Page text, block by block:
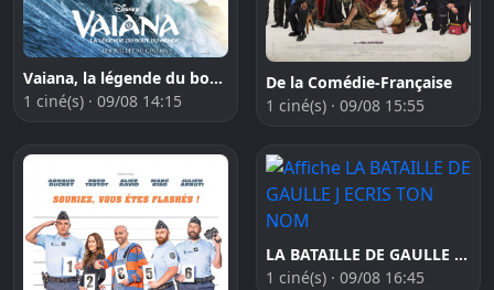
Vaiana, la légende du bout du monde
1 ciné(s) · 09/08 14:15
De la Comédie-Française
1 ciné(s) · 09/08 15:55
LA BATAILLE DE GAULLE J ECRIS TON NOM
1 ciné(s) · 09/08 16:45